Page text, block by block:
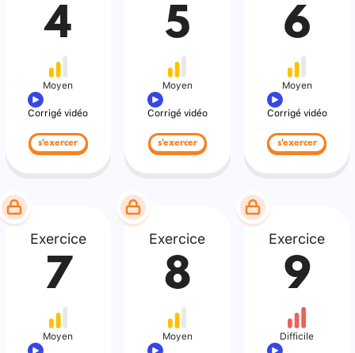
4
Moyen
Corrigé vidéo
s'exercer
5
Moyen
Corrigé vidéo
s'exercer
6
Moyen
Corrigé vidéo
s'exercer
Exercice
7
Moyen
Exercice
8
Moyen
Exercice
9
Difficile